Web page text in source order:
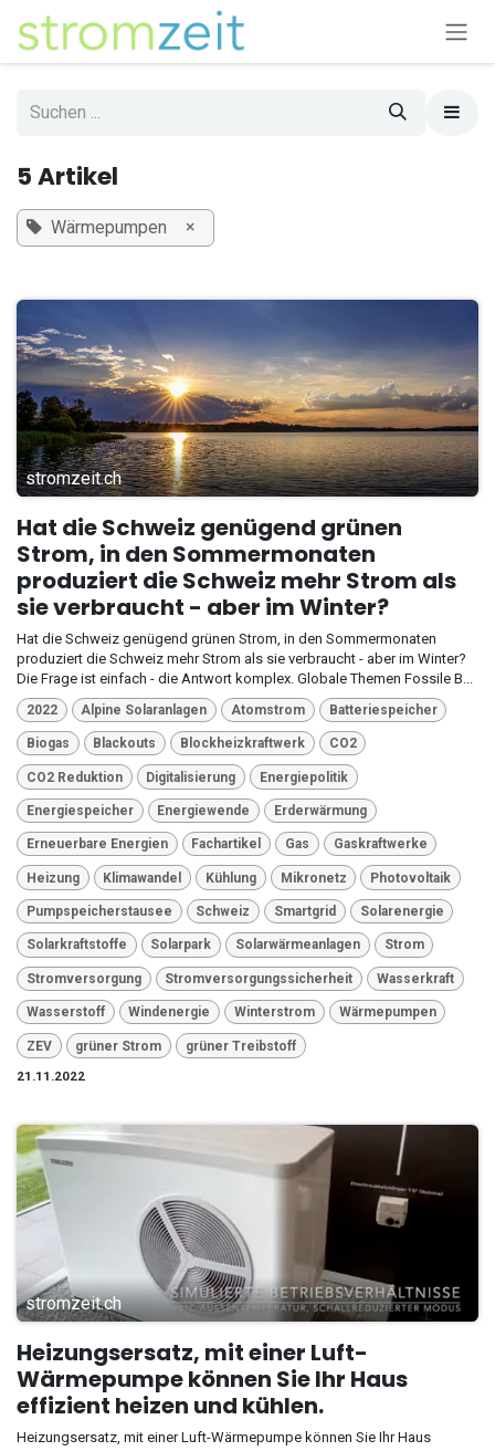
Zum Inhalt springen
5 Artikel
Wärmepumpen ×
stromzeit.ch
Hat die Schweiz genügend grünen
Strom, in den Sommermonaten
produziert die Schweiz mehr Strom als
sie verbraucht - aber im Winter?
Hat die Schweiz genügend grünen Strom, in den Sommermonaten
produziert die Schweiz mehr Strom als sie verbraucht - aber im Winter?
Die Frage ist einfach - die Antwort komplex. Globale Themen Fossile B...
2022 Alpine Solaranlagen Atomstrom Batteriespeicher
Biogas Blackouts Blockheizkraftwerk CO2
CO2 Reduktion Digitalisierung Energiepolitik
Energiespeicher Energiewende Erderwärmung
Erneuerbare Energien Fachartikel Gas Gaskraftwerke
Heizung Klimawandel Kühlung Mikronetz Photovoltaik
Pumpspeicherstausee Schweiz Smartgrid Solarenergie
Solarkraftstoffe Solarpark Solarwärmeanlagen Strom
Stromversorgung Stromversorgungssicherheit Wasserkraft
Wasserstoff Windenergie Winterstrom Wärmepumpen
ZEV grüner Strom
grüner Treibstoff
21.11.2022
stromzeit.ch
Heizungsersatz, mit einer Luft-
Wärmepumpe können Sie Ihr Haus
effizient heizen und kühlen.
Heizungsersatz, mit einer Luft-Wärmepumpe können Sie Ihr Haus